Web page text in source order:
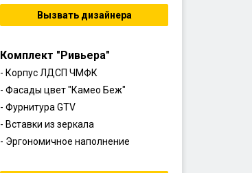
Вызвать дизайнера
Комплект "Ривьера"
- Корпус ЛДСП ЧМФК
- Фасады цвет "Камео Беж"
- Фурнитура GTV
- Вставки из зеркала
- Эргономичное наполнение